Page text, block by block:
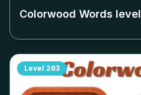
Colorwood Words level
Level 263